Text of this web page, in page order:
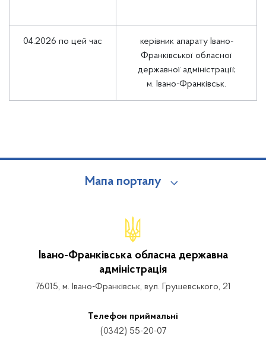
04.2026 по цей час
керівник апарату Івано-
Франківської обласної
державної адміністрації;
м. Івано-Франківськ.
Мапа порталу
Івано-Франківська обласна державна
адміністрація
76015, м. Івано-Франківськ, вул. Грушевського, 21
Телефон приймальні
(0342) 55-20-07